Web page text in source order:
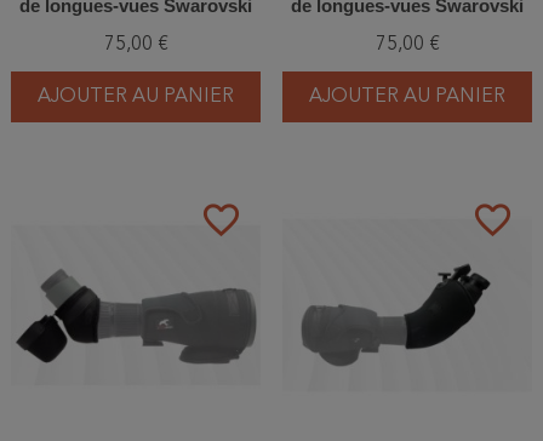
de longues-vues Swarovski
75,00 €
AJOUTER AU PANIER
de longues-vues Swarovski
75,00 €
AJOUTER AU PANIER
favorite_border favorite_border